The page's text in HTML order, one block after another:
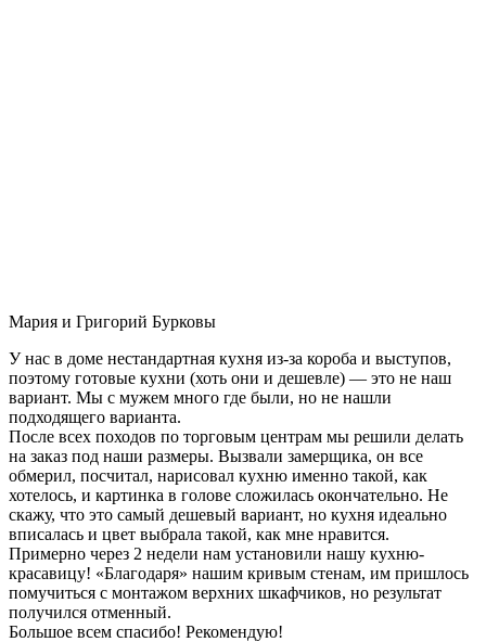
Мария и Григорий Бурковы
У нас в доме нестандартная кухня из-за короба и выступов,
поэтому готовые кухни (хоть они и дешевле) — это не наш
вариант. Мы с мужем много где были, но не нашли
подходящего варианта.
После всех походов по торговым центрам мы решили делать
на заказ под наши размеры. Вызвали замерщика, он все
обмерил, посчитал, нарисовал кухню именно такой, как
хотелось, и картинка в голове сложилась окончательно. Не
скажу, что это самый дешевый вариант, но кухня идеально
вписалась и цвет выбрала такой, как мне нравится.
Примерно через 2 недели нам установили нашу кухню-
красавицу! «Благодаря» нашим кривым стенам, им пришлось
помучиться с монтажом верхних шкафчиков, но результат
получился отменный.
Большое всем спасибо! Рекомендую!